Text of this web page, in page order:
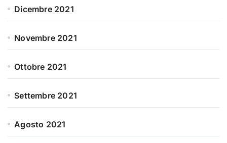
Dicembre 2021
Novembre 2021
Ottobre 2021
Settembre 2021
Agosto 2021